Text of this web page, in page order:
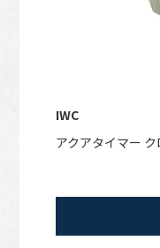
IWC
アクアタイマー